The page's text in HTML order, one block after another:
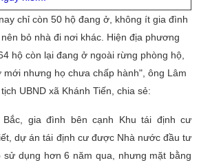
chỉ còn 50 hộ đang ở, không ít gia đình
bỏ nhà đi nơi khác. Hiện địa phương
hộ còn lại đang ở ngoài rừng phòng hộ,
mới nhưng họ chưa chấp hành", ông Lâm
UBND xã Khánh Tiến, chia sẻ:
Bắc, gia đình bên cạnh Khu tái định cư
dự án tái định cư được Nhà nước đầu tư
sử dụng hơn 6 năm qua, nhưng mặt bằng